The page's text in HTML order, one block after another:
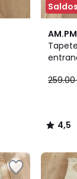
Saldos
AM.PM
4,5
/ 5
4,5
/